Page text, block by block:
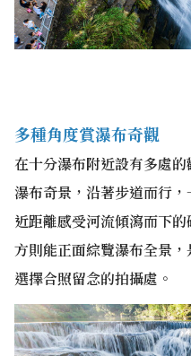
多種角度賞瀑布奇觀
在十分瀑布附近設有多處
瀑布奇景，沿著步道而行
近距離感受河流傾瀉而下
方則能正面綜覽瀑布全景
選擇合照留念的拍攝處。